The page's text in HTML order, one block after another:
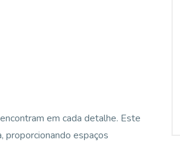
em cada detalhe. Este
proporcionando espaços